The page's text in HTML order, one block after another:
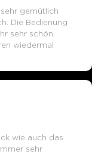
gemütlich
Die Bedienung
sehr schön.
wiedermal
wie auch das
sehr